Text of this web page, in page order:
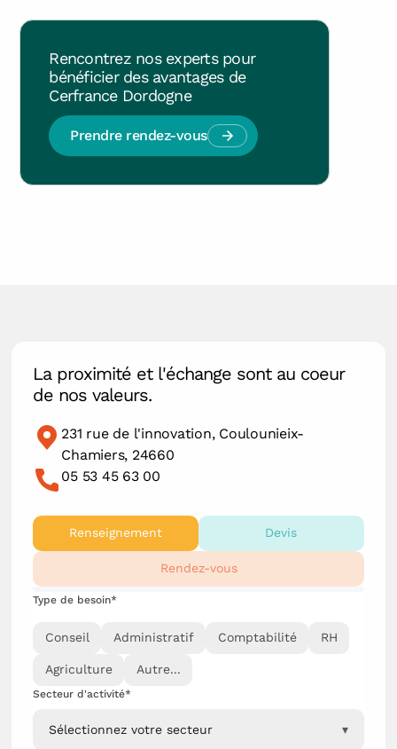
Rencontrez nos experts pour
bénéficier des avantages de
Cerfrance Dordogne
Prendre rendez-vous
La proximité et l'échange sont au coeur
de nos valeurs.
231 rue de l'innovation, Coulounieix-
Chamiers, 24660
05 53 45 63 00
Renseignement Devis
Rendez-vous
Type de besoin*
Conseil Administratif Comptabilité RH
Agriculture Autre...
Secteur d'activité*
Sélectionnez votre secteur ▾